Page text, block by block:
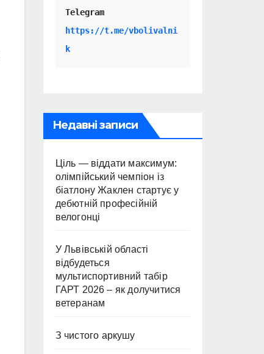
Telegram
https://t.me/vbolivalni
k
Недавні записи
Ціль — віддати максимум:
олімпійський чемпіон із
біатлону Жаклен стартує у
дебютній професійній
велогонці
У Львівській області
відбудеться
мультиспортивний табір
ГАРТ 2026 – як долучитися
ветеранам
З чистого аркушу